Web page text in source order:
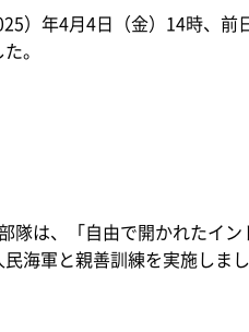
）年4月4日（金）14時、前
。
隊は、「自由で開かれたイ
海軍と親善訓練を実施しまし